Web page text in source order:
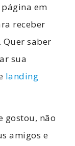
em
receber
Quer saber
sua
landing
gostou, não
amigos e